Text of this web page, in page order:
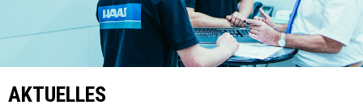
AKTUELLES